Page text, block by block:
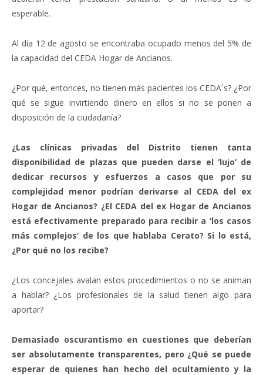
esperable.
Al día 12 de agosto se encontraba ocupado menos del 5% de
la capacidad del CEDA Hogar de Ancianos.
¿Por qué, entonces, no tienen más pacientes los CEDA´s? ¿Por
qué se sigue invirtiendo dinero en ellos si no se ponen a
disposición de la ciudadanía?
¿Las clínicas privadas del Distrito tienen tanta
disponibilidad de plazas que pueden darse el ‘lujo’ de
dedicar recursos y esfuerzos a casos que por su
complejidad menor podrían derivarse al CEDA del ex
Hogar de Ancianos? ¿El CEDA del ex Hogar de Ancianos
está efectivamente preparado para recibir a ‘los casos
más complejos’ de los que hablaba Cerato? Si lo está,
¿Por qué no los recibe?
¿Los concejales avalan estos procedimientos o no se animan
a hablar? ¿Los profesionales de la salud tienen algo para
aportar?
Demasiado oscurantismo en cuestiones que deberían
ser absolutamente transparentes, pero ¿Qué se puede
esperar de quienes han hecho del ocultamiento y la